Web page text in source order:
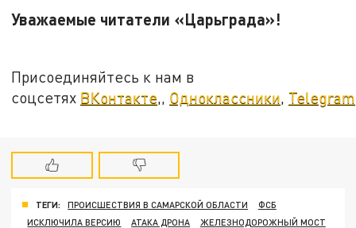
Уважаемые читатели «Царьграда»!
Присоединяйтесь к нам в
соцсетях ВКонтакте,, Одноклассники, Telegram
ТЕГИ: ПРОИСШЕСТВИЯ В САМАРСКОЙ ОБЛАСТИ
ФСБ
ИСКЛЮЧИЛА ВЕРСИЮ
АТАКА ДРОНА ЖЕЛЕЗНОДОРОЖНЫЙ МОСТ